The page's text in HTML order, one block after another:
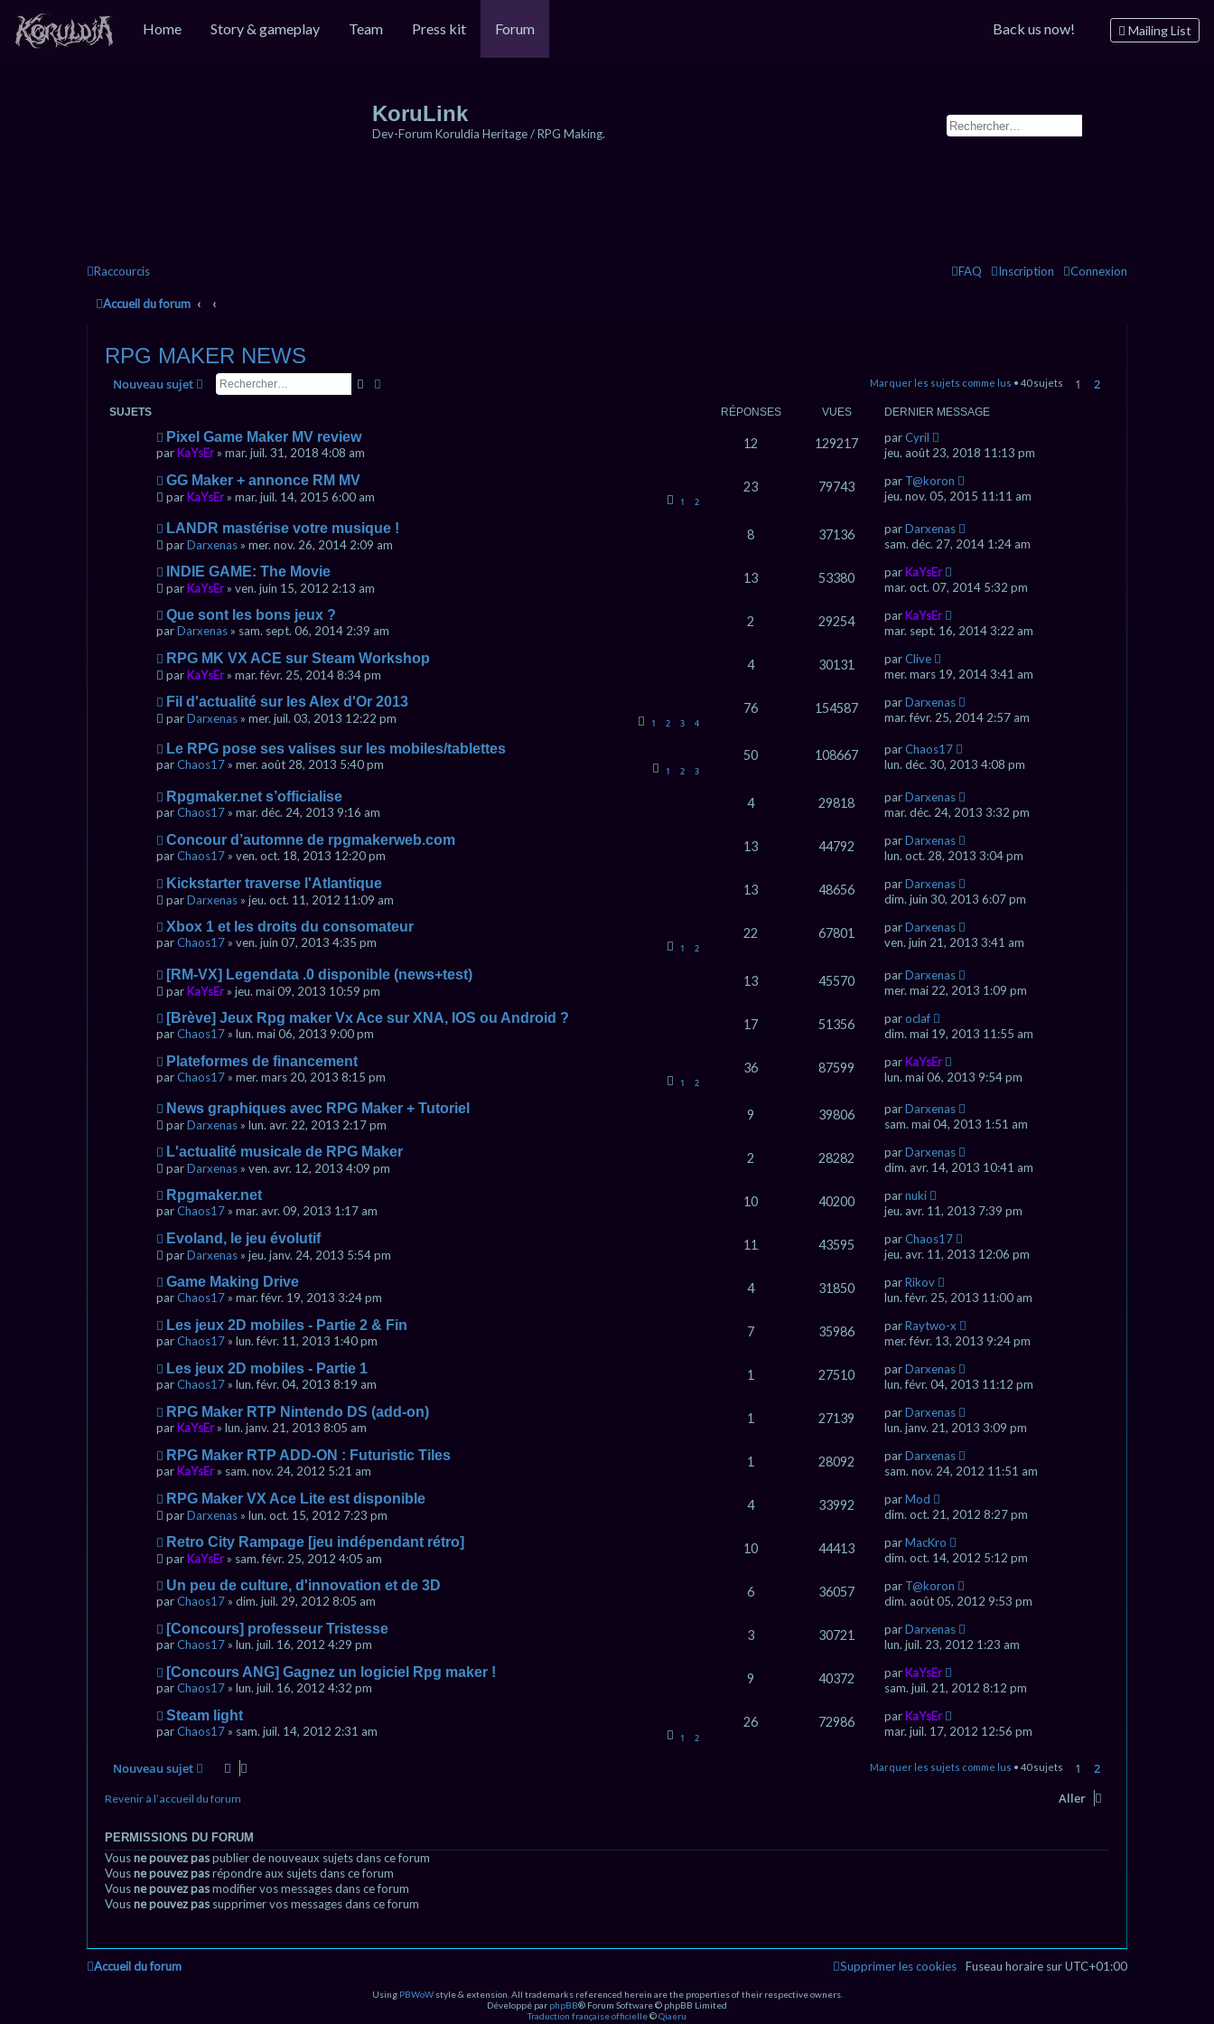
Home Story & gameplay Team Press kit Forum Mailing List
Back us now!
KoruLink
Dev-Forum Koruldia Heritage / RPG Making.
Raccourcis Connexion
Inscription
FAQ
Accueil du forum
RPG MAKER NEWS
Nouveau sujet Rechercher Marquer les sujets comme lus • 40 sujets 1 2
SUJETS RÉPONSES VUES DERNIER MESSAGE
Pixel Game Maker MV review
par KaYsEr» mar. juil. 31, 2018 4:08 am
12 129217 parCyril
jeu. août 23, 2018 11:13 pm
GG Maker + annonce RM MV
par KaYsEr» mar. juil. 14, 2015 6:00 am 1 2
23 79743 par T@koron
jeu. nov. 05, 2015 11:11 am
LANDR mastérise votre musique !
parDarxenas » mer. nov. 26, 2014 2:09 am
8 37136 parDarxenas
sam. déc. 27, 2014 1:24 am
INDIE GAME: The Movie
par KaYsEr» ven. juin 15, 2012 2:13 am
13 53380 par KaYsEr
mar. oct. 07, 2014 5:32 pm
Que sont les bons jeux ?
parDarxenas » sam. sept. 06, 2014 2:39 am
2 29254 par KaYsEr
mar. sept. 16, 2014 3:22 am
RPG MK VX ACE sur Steam Workshop
par KaYsEr» mar. févr. 25, 2014 8:34 pm
4 30131 parClive
mer. mars 19, 2014 3:41 am
Fil d'actualité sur les Alex d'Or 2013
parDarxenas » mer. juil. 03, 2013 12:22 pm 1 2 3 4
76 154587 parDarxenas
mar. févr. 25, 2014 2:57 am
Le RPG pose ses valises sur les mobiles/tablettes
parChaos17 » mer. août 28, 2013 5:40 pm 1 2 3
50 108667 parChaos17
lun. déc. 30, 2013 4:08 pm
Rpgmaker.net s’officialise
parChaos17 » mar. déc. 24, 2013 9:16 am
4 29818 parDarxenas
mar. déc. 24, 2013 3:32 pm
Concour d’automne de rpgmakerweb.com
parChaos17 » ven. oct. 18, 2013 12:20 pm
13 44792 parDarxenas
lun. oct. 28, 2013 3:04 pm
Kickstarter traverse l'Atlantique
parDarxenas » jeu. oct. 11, 2012 11:09 am
13 48656 parDarxenas
dim. juin 30, 2013 6:07 pm
Xbox 1 et les droits du consomateur
parChaos17 » ven. juin 07, 2013 4:35 pm 1 2
22 67801 parDarxenas
ven. juin 21, 2013 3:41 am
[RM-VX] Legendata .0 disponible (news+test)
par KaYsEr» jeu. mai 09, 2013 10:59 pm
13 45570 parDarxenas
mer. mai 22, 2013 1:09 pm
[Brève] Jeux Rpg maker Vx Ace sur XNA, IOS ou Android ?
parChaos17 » lun. mai 06, 2013 9:00 pm
17 51356 paroclaf
dim. mai 19, 2013 11:55 am
Plateformes de financement
parChaos17 » mer. mars 20, 2013 8:15 pm 1 2
36 87599 par KaYsEr
lun. mai 06, 2013 9:54 pm
News graphiques avec RPG Maker + Tutoriel
parDarxenas » lun. avr. 22, 2013 2:17 pm
9 39806 parDarxenas
sam. mai 04, 2013 1:51 am
L'actualité musicale de RPG Maker
parDarxenas » ven. avr. 12, 2013 4:09 pm
2 28282 parDarxenas
dim. avr. 14, 2013 10:41 am
Rpgmaker.net
parChaos17 » mar. avr. 09, 2013 1:17 am
10 40200 parnuki
jeu. avr. 11, 2013 7:39 pm
Evoland, le jeu évolutif
parDarxenas » jeu. janv. 24, 2013 5:54 pm
11 43595 parChaos17
jeu. avr. 11, 2013 12:06 pm
Game Making Drive
parChaos17 » mar. févr. 19, 2013 3:24 pm
4 31850 parRikov
lun. févr. 25, 2013 11:00 am
Les jeux 2D mobiles - Partie 2 & Fin
parChaos17 » lun. févr. 11, 2013 1:40 pm
7 35986 parRaytwo-x
mer. févr. 13, 2013 9:24 pm
Les jeux 2D mobiles - Partie 1
parChaos17 » lun. févr. 04, 2013 8:19 am
1 27510 parDarxenas
lun. févr. 04, 2013 11:12 pm
RPG Maker RTP Nintendo DS (add-on)
par KaYsEr» lun. janv. 21, 2013 8:05 am
1 27139 parDarxenas
lun. janv. 21, 2013 3:09 pm
RPG Maker RTP ADD-ON : Futuristic Tiles
par KaYsEr» sam. nov. 24, 2012 5:21 am
1 28092 parDarxenas
sam. nov. 24, 2012 11:51 am
RPG Maker VX Ace Lite est disponible
parDarxenas » lun. oct. 15, 2012 7:23 pm
4 33992 parMod
dim. oct. 21, 2012 8:27 pm
Retro City Rampage [jeu indépendant rétro]
par KaYsEr» sam. févr. 25, 2012 4:05 am
10 44413 parMacKro
dim. oct. 14, 2012 5:12 pm
Un peu de culture, d'innovation et de 3D
parChaos17 » dim. juil. 29, 2012 8:05 am
6 36057 par T@koron
dim. août 05, 2012 9:53 pm
[Concours] professeur Tristesse
parChaos17 » lun. juil. 16, 2012 4:29 pm
3 30721 parDarxenas
lun. juil. 23, 2012 1:23 am
[Concours ANG] Gagnez un logiciel Rpg maker !
parChaos17 » lun. juil. 16, 2012 4:32 pm
9 40372 par KaYsEr
sam. juil. 21, 2012 8:12 pm
Steam light
parChaos17 » sam. juil. 14, 2012 2:31 am 1 2
26 72986 par KaYsEr
mar. juil. 17, 2012 12:56 pm
Nouveau sujet Marquer les sujets comme lus • 40 sujets 1 2
Revenir à l’accueil du forum Aller
PERMISSIONS DU FORUM
Vousne pouvez paspublier de nouveaux sujets dans ce forum
Vousne pouvez pasrépondre aux sujets dans ce forum
Vousne pouvez pasmodifier vos messages dans ce forum
Vousne pouvez pas supprimer vos messages dans ce forum
Accueil du forum Fuseau horaire surUTC+01:00
Supprimer les cookies
Using PBWoWstyle & extension. All trademarks referenced herein are the properties of their respective owners.
Développé par phpBB® Forum Software © phpBB Limited
Traduction française officielle©Qiaeru